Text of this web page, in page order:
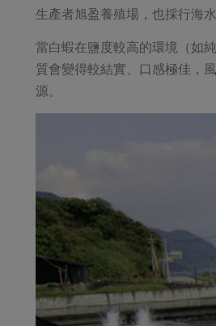
生產者旭盈養殖場，也採行海
當白蝦在鹽度較高的環境（如
質會變得較結實、口感極佳，
源。